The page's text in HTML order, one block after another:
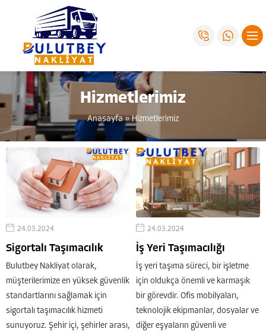
Hizmetlerimiz
Anasayfa»Hizmetlerimiz
24.03.2024
Sigortalı Taşımacılık
Bulutbey Nakliyat olarak,
müşterilerimize en yüksek güvenlik
standartlarını sağlamak için
sigortalı taşımacılık hizmeti
sunuyoruz. Şehir içi, şehirler arası,
24.03.2024
İş Yeri Taşımacılığı
İş yeri taşıma süreci, bir işletme
için oldukça önemli ve karmaşık
bir görevdir. Ofis mobilyaları,
teknolojik ekipmanlar, dosyalar ve
diğer eşyaların güvenli ve